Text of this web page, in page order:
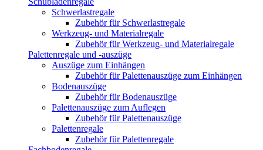
Schwerlastregale
Zubehör für Schwerlastregale
Werkzeug- und Materialregale
Zubehör für Werkzeug- und Materialregale
Palettenregale und -auszüge
Auszüge zum Einhängen
Zubehör für Palettenauszüge zum Einhängen
Bodenauszüge
Zubehör für Bodenauszüge
Palettenauszüge zum Auflegen
Zubehör für Palettenauszüge
Palettenregale
Zubehör für Palettenregale